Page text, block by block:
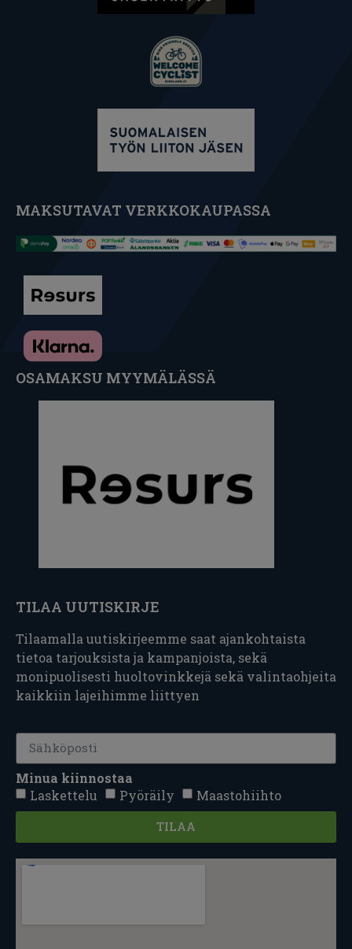
MAKSUTAVAT VERKKOKAUPASSA
OSAMAKSU MYYMÄLÄSSÄ
TILAA UUTISKIRJE
Tilaamalla uutiskirjeemme saat ajankohtaista
tietoa tarjouksista ja kampanjoista, sekä
monipuolisesti huoltovinkkejä sekä valintaohjeita
kaikkiin lajeihimme liittyen
Minua kiinnostaa
Laskettelu
Pyöräily Maastohiihto
TILAA